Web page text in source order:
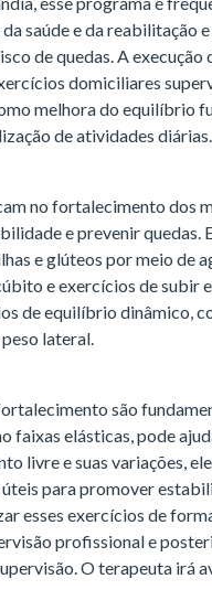
saúde e da reabilitação
de quedas. A
domiciliares
melhora do equilíbrio
de atividades diárias.
no fortalecimento dos
e prevenir quedas.
e glúteos por meio de
e exercícios de subir
de equilíbrio dinâmico,
lateral.
são
faixas elásticas, pode
livre e suas variações,
para promover
esses exercícios de
profissional e
O terapeuta irá